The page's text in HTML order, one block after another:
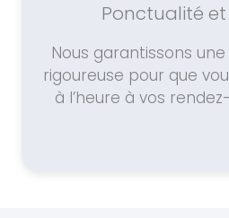
Ponctualité
Nous garantissons
rigoureuse pour que
à l’heure à vos